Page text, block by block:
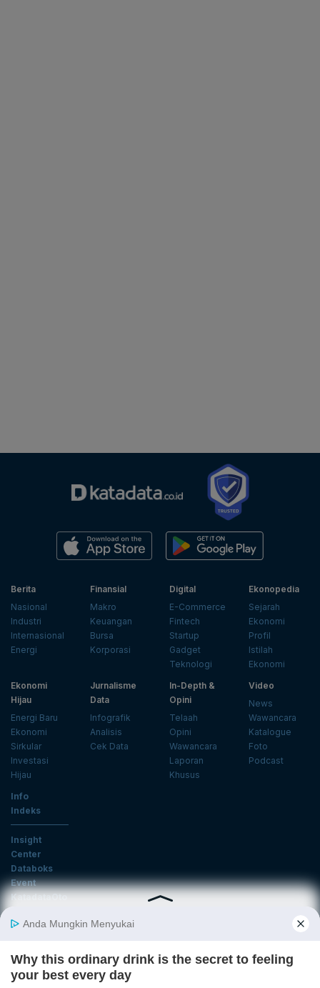
Berita
Nasional
Industri
Internasional
Energi
Finansial
Makro
Keuangan
Bursa
Korporasi
Digital
E-Commerce
Fintech
Startup
Gadget
Teknologi
Ekonopedia
Sejarah
Ekonomi
Profil
Istilah
Ekonomi
Ekonomi
Hijau
Energi Baru
Ekonomi
Sirkular
Investasi
Hijau
Jurnalisme
Data
Infografik
Analisis
Cek Data
In-Depth &
Opini
Telaah
Opini
Wawancara
Laporan
Khusus
Video
News
Wawancara
Katalogue
Foto
Podcast
Info
Indeks
Insight
Center
Databoks
Event
KatadataOto
Email
Daftar